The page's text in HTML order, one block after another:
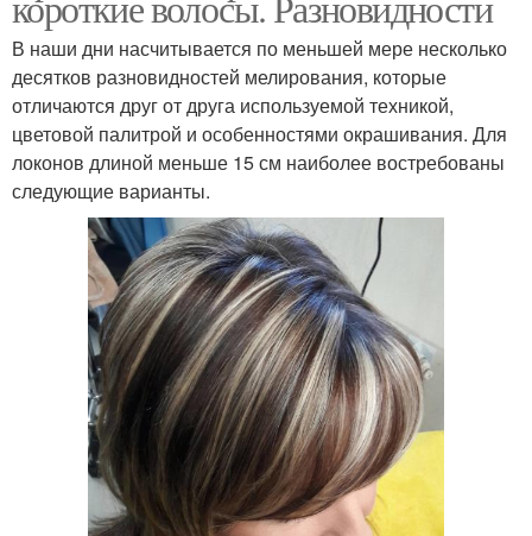
В наши дни насчитывается по меньшей мере несколько
десятков разновидностей мелирования, которые
отличаются друг от друга используемой техникой,
цветовой палитрой и особенностями окрашивания. Для
локонов длиной меньше 15 см наиболее востребованы
следующие варианты.